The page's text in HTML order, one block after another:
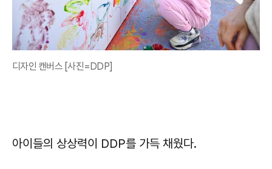
디자인 캔버스 [사진=DDP]
아이들의 상상력이 DDP를 가득 채웠다.